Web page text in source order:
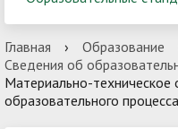
Главная › Образование
Сведения об
Материально-техническое
образовательного процесса